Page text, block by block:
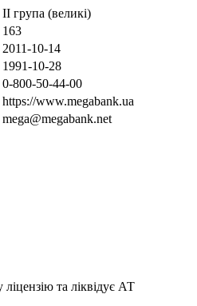
II група (великі)
163
2011-10-14
1991-10-28
0-800-50-44-00
https://www.megabank.ua
mega@megabank.net